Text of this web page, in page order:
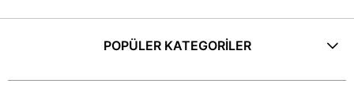
POPÜLER KATEGORİLER